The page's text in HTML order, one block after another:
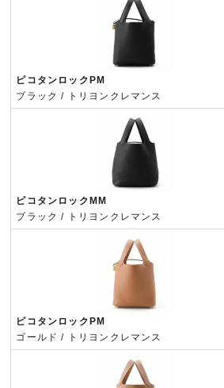
ピコタンロックPM
ブラック / トリヨンクレマンス
ピコタンロックMM
ブラック / トリヨンクレマンス
ピコタンロックPM
ゴールド / トリヨンクレマンス